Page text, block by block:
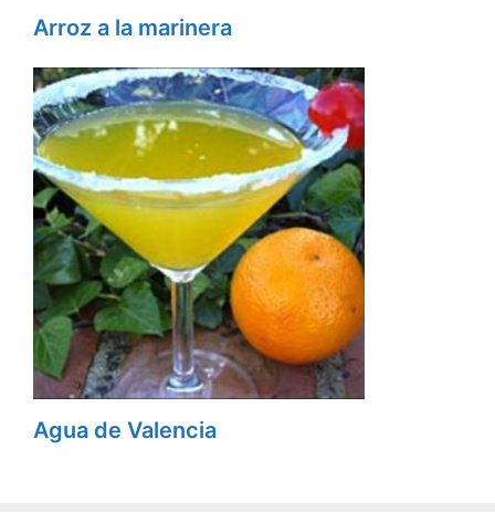
Arroz a la marinera
Agua de Valencia